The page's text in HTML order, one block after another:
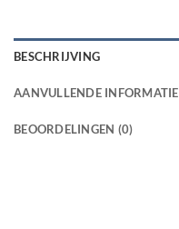
BESCHRIJVING
AANVULLENDE INFORMATIE
BEOORDELINGEN (0)